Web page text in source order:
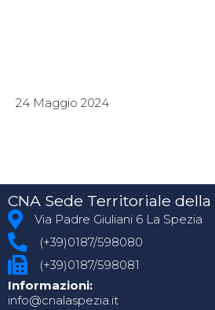
24 Maggio 2024
CNA Sede Territoriale della
Via Padre Giuliani 6 La Spezia
(+39)0187/598080
(+39)0187/598081
Informazioni:
info@cnalaspezia.it